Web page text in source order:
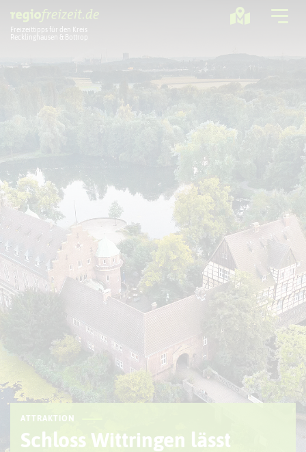
Freizeittipps für den Kreis
Recklinghausen & Bottrop
Ausflugstipps
Sport + Bewegung
Aktuelles
Freizeitregion
ATTRAKTION
Schloss Wittringen lässt